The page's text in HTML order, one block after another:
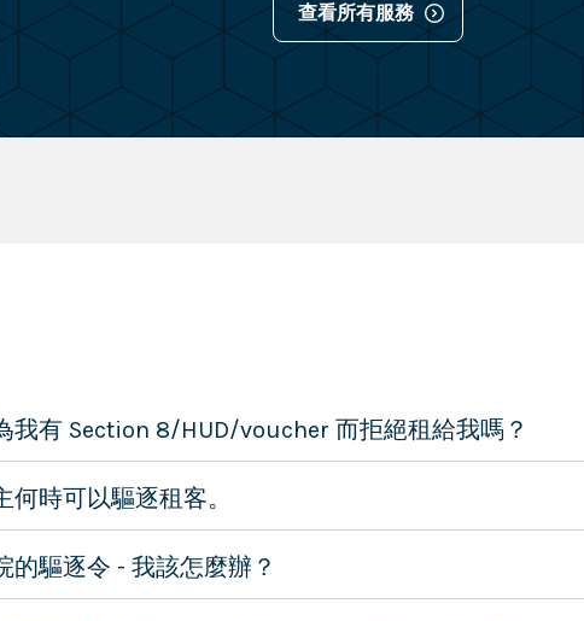
查看所有服務
我有 Section 8/HUD/voucher 而拒絕租給我嗎？
何時可以驅逐租客。
的驅逐令 - 我該怎麼辦？